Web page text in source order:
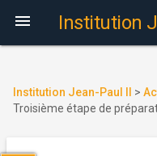
 Institution
Institution Jean-Paul II >
Troisième étape de